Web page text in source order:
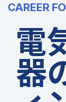
CAREER
電
器